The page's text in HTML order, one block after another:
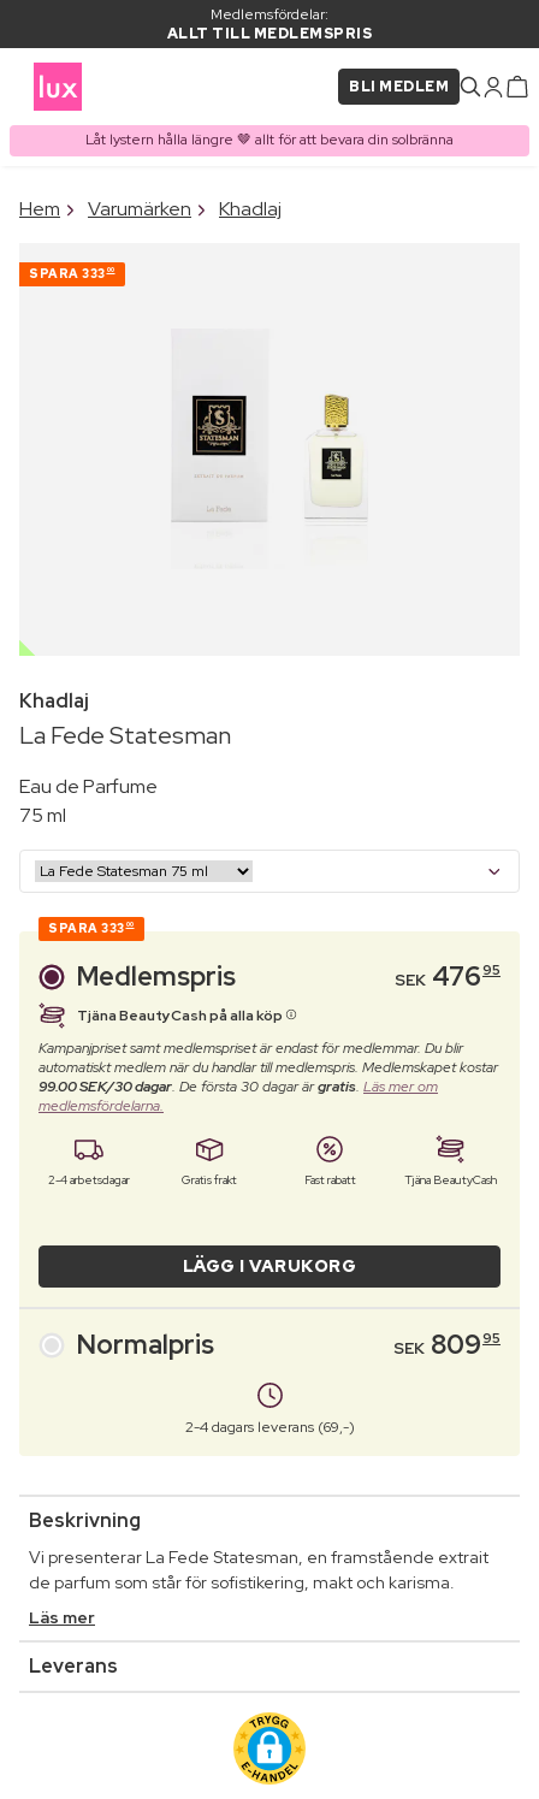
Medlemsfördelar:
ALLT TILL MEDLEMSPRIS
BLI MEDLEM
Låt lystern hålla längre 🤎 allt för att bevara din solbränna
PRODUKT I VARUKORGEN
Ofta köpt tillsammans med
Hem Varumärken Khadlaj
SPARA 333 00
OUTLET
Khadlaj
La Fede Statesman
Eau de Parfume
75 ml
SPARA 333 00
Medlemspris SEK 47695
Tjäna BeautyCash på alla köp
Kampanjpriset samt medlemspriset är endast för medlemmar. Du blir
automatiskt medlem när du handlar till medlemspris. Medlemskapet kostar
99.00 SEK/30 dagar. De första 30 dagar ärgratis. Läs mer om
medlemsfördelarna.
2-4 arbetsdagar Gratis frakt Fast rabatt Tjäna BeautyCash
LÄGG I VARUKORG
Normalpris SEK 80995
2-4 dagars leverans (69,-)
Beskrivning
Vi presenterar La Fede Statesman, en framstående extrait
de parfum som står för sofistikering, makt och karisma.
Läs mer
Leverans